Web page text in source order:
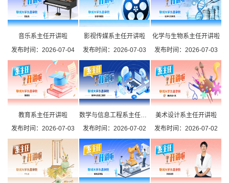
音乐系主任开讲啦
发布时间：2026-07-04
影视传媒系主任开讲啦
发布时间：2026-07-03
化学与生物系主任开讲啦
发布时间：2026-07-03
教育系主任开讲啦
发布时间：2026-07-03
发布时间：2026-07-02
美术设计系主任开讲啦
发布时间：2026-07-02